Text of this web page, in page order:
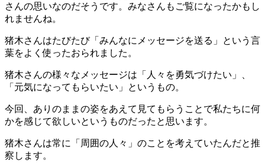
さんの思いなのだそうです。みなさんもご覧になったかもし
れませんね。
猪木さんはたびたび「みんなにメッセージを送る」という言
葉をよく使ったおられました。
猪木さんの様々なメッセージは「人々を勇気づけたい」、
「元気になってもらいたい」というもの。
今回、ありのままの姿をあえて見てもらうことで私たちに何
かを感じて欲しいというものだったと思います。
猪木さんは常に「周囲の人々」のことを考えていたんだと推
察します。